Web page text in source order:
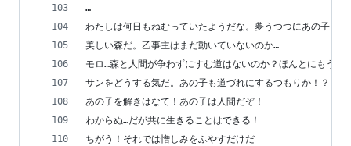
…
わたしは何日もねむっていたようだな。夢うつつにあの子に
美しい森だ。乙事主はまだ動いていないのか…
モロ…森と人間が争わずにすむ道はないのか？ほんとにもうと
サンをどうする気だ。あの子も道づれにするつもりか！？
あの子を解きはなて！あの子は人間だぞ！
わからぬ…だが共に生きることはできる！
ちがう！それでは憎しみをふやすだけだ